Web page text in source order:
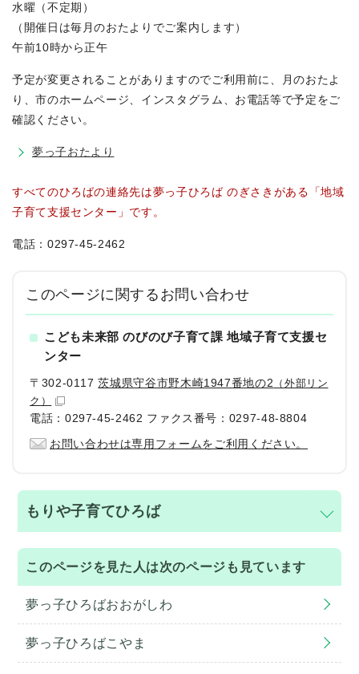
水曜（不定期）
（開催日は毎月のおたよりでご案内します）
午前10時から正午
予定が変更されることがありますのでご利用前に、月のおたよ
り、市のホームページ、インスタグラム、お電話等で予定をご
確認ください。
夢っ子おたより
すべてのひろばの連絡先は夢っ子ひろば のぎさきがある「地域
子育て支援センター」です。
電話：0297-45-2462
このページに関する お問い合わせ
こども未来部 のびのび子育て課 地域子育て支援セ
ンター
〒302-0117茨城県守谷市野木崎1947番地の2 （外部リン
ク）
電話：0297-45-2462 ファクス番号：0297-48-8804
お問い合わせは専用フォームをご利用ください。
もりや子育てひろば
このページを見た人は次のページも見ています
夢っ子ひろばおおがしわ
夢っ子ひろばこやま